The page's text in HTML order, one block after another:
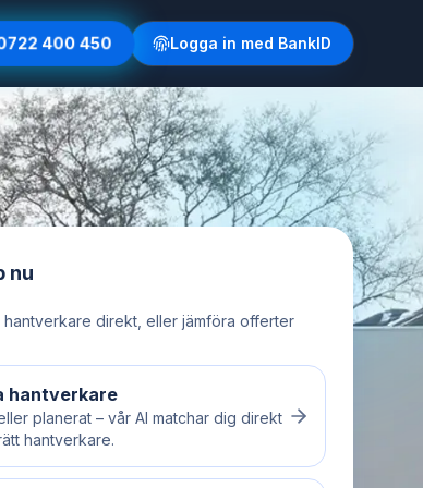
400 450 Logga in med BankID
nu
direkt, eller jämföra offerter
hantverkare
planerat – vår AI matchar dig direkt
hantverkare.